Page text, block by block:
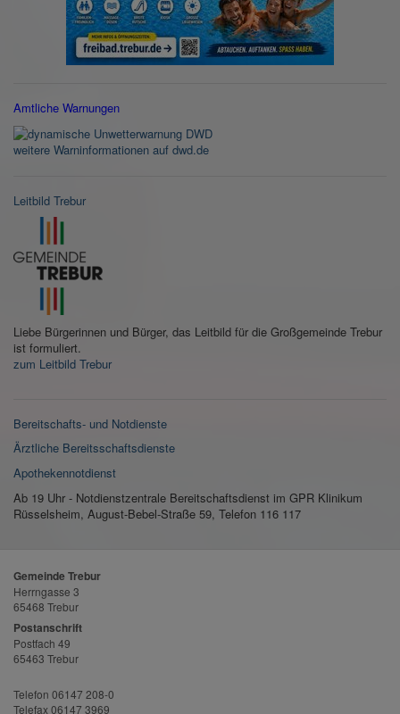
Amtliche Warnungen
weitere Warninformationen auf dwd.de
Leitbild Trebur
Liebe Bürgerinnen und Bürger, das Leitbild für die Großgemeinde Trebur
ist formuliert.
zum Leitbild Trebur
Bereitschafts- und Notdienste
Ärztliche Bereitsschaftsdienste
Apothekennotdienst
Ab 19 Uhr - Notdienstzentrale Bereitschaftsdienst im GPR Klinikum
Rüsselsheim, August-Bebel-Straße 59, Telefon 116 117
Gemeinde Trebur
Herrngasse 3
65468 Trebur
Postanschrift
Postfach 49
65463 Trebur
Telefon 06147 208-0
Telefax 06147 3969